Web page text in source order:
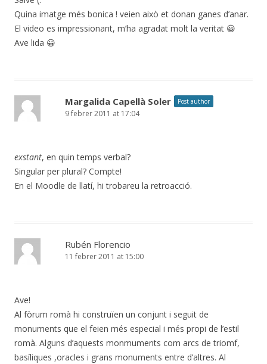
Quina imatge més bonica ! veien això et donan ganes d’anar.
El video es impressionant, m’ha agradat molt la veritat 😀
Ave lida 😀
Margalida Capellà Soler Post author
9 febrer 2011 at 17:04
exstant, en quin temps verbal?
Singular per plural? Compte!
En el Moodle de llatí, hi trobareu la retroacció.
Rubén Florencio
11 febrer 2011 at 15:00
Ave!
Al fòrum romà hi construïen un conjunt i seguit de
monuments que el feien més especial i més propi de l’estil
romà. Alguns d’aquests monmuments com arcs de triomf,
basíliques ,oracles i grans monuments entre d’altres. Al